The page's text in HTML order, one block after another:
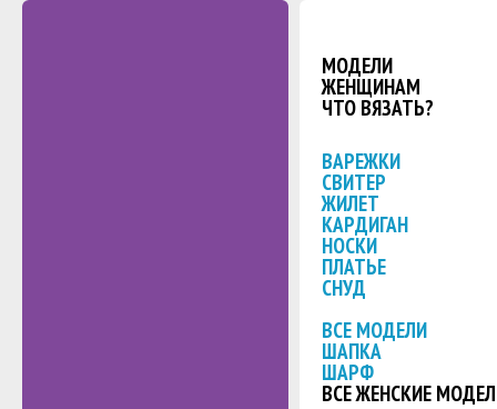
МОДЕЛИ
ЖЕНЩИНАМ
ЧТО ВЯЗАТЬ?
ВАРЕЖКИ
СВИТЕР
ЖИЛЕТ
КАРДИГАН
НОСКИ
ПЛАТЬЕ
СНУД
ВСЕ МОДЕЛИ
ШАПКА
ШАРФ
ВСЕ ЖЕНСКИЕ